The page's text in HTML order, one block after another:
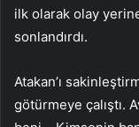
ilk olarak olay
sonlandırdı.
Atakan’ı
götürmeye çalıştı.